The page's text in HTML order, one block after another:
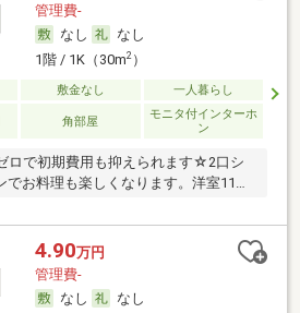
管理費-
なし
なし
1階 / 1K（30m2）
敷金なし 一人暮らし
角部屋
モニタ付インターホ
ン
ロで初期費用も抑えられます☆2口シ
でお料理も楽しくなります。洋室11帖
4.90万円
管理費-
なし
なし